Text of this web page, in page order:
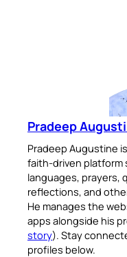
Pradeep
Pradeep Augustine
faith-driven platform
languages, prayers,
reflections, and
He manages the
apps alongside his
story). Stay
profiles below.